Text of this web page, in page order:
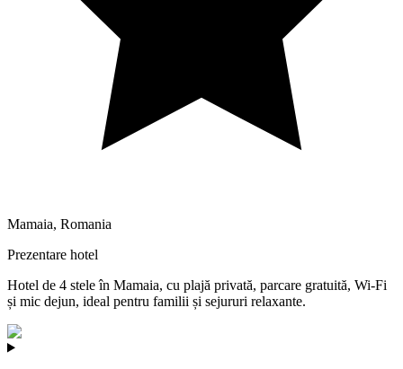
Mamaia, Romania
Prezentare hotel
Hotel de 4 stele în Mamaia, cu plajă privată, parcare gratuită, Wi-Fi
și mic dejun, ideal pentru familii și sejururi relaxante.